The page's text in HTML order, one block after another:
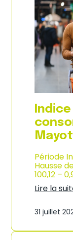
Période
Hausse
100,12 –
Lire la
31 juillet